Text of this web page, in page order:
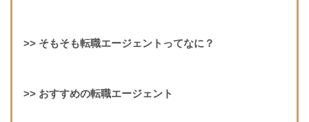
>> そもそも転職エージェントってなに？
>> おすすめの転職エージェント